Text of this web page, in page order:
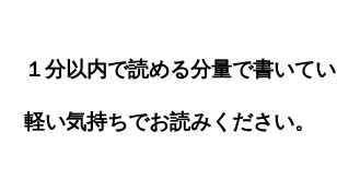
１分以内で読める分量で書いてい
軽い気持ちでお読みください。